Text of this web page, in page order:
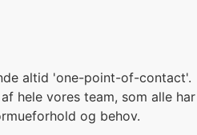
altid 'one-point-of-contact'.
hele vores team, som alle har
og behov.